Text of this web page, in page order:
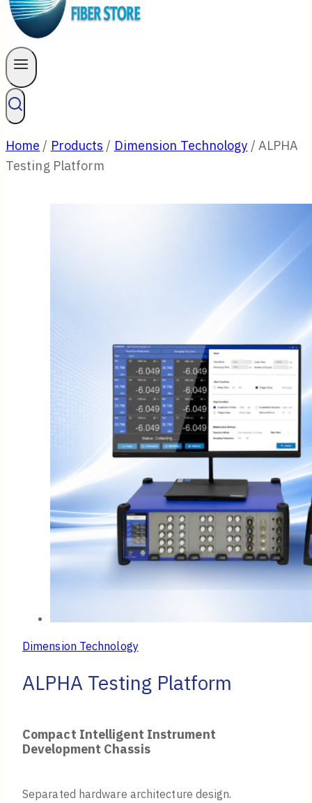
Home / Products / Dimension Technology / ALPHA
Testing Platform
Dimension Technology
ALPHA Testing Platform
Compact Intelligent Instrument
Development Chassis
Separated hardware architecture design.